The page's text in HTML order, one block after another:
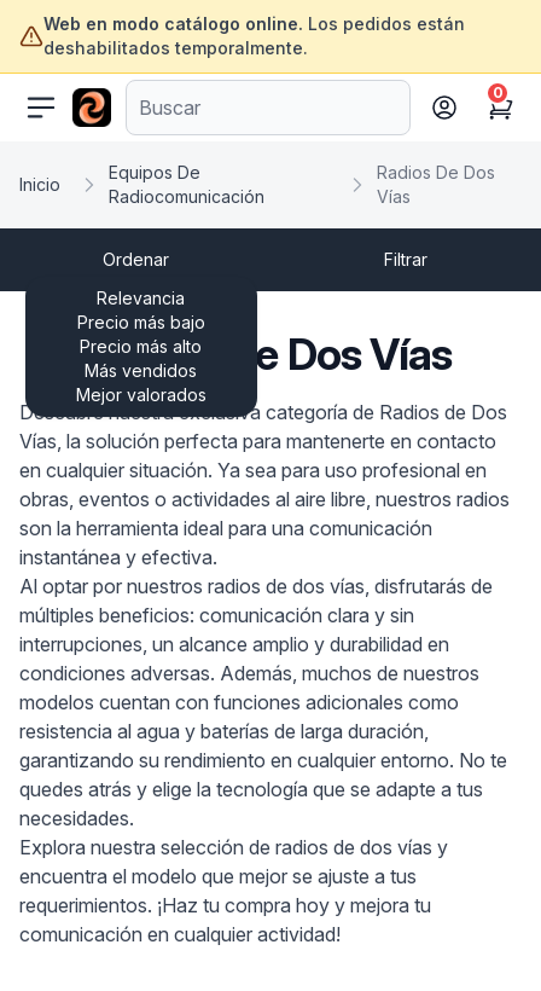
Web en modo catálogo online. Los pedidos están
deshabilitados temporalmente.
ofertasinformatica.com
Cart
0
Inicio
Equipos De
Radiocomunicación
Radios De Dos
Vías
Ordenar
Relevancia
Precio más bajo
Precio más alto
Más vendidos
Mejor valorados
Filtrar
Radios De Dos Vías
Descubre nuestra exclusiva categoría de Radios de Dos
Vías, la solución perfecta para mantenerte en contacto
en cualquier situación. Ya sea para uso profesional en
obras, eventos o actividades al aire libre, nuestros radios
son la herramienta ideal para una comunicación
instantánea y efectiva.
Al optar por nuestros radios de dos vías, disfrutarás de
múltiples beneficios: comunicación clara y sin
interrupciones, un alcance amplio y durabilidad en
condiciones adversas. Además, muchos de nuestros
modelos cuentan con funciones adicionales como
resistencia al agua y baterías de larga duración,
garantizando su rendimiento en cualquier entorno. No te
quedes atrás y elige la tecnología que se adapte a tus
necesidades.
Explora nuestra selección de radios de dos vías y
encuentra el modelo que mejor se ajuste a tus
requerimientos. ¡Haz tu compra hoy y mejora tu
comunicación en cualquier actividad!